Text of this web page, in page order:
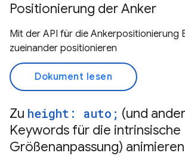
Positionierung der Anker
Mit der API für die Ankerpositionierung
zueinander positionieren
Dokument lesen
Zu height: auto; (und
Keywords für die intrinsische
Größenanpassung) animieren